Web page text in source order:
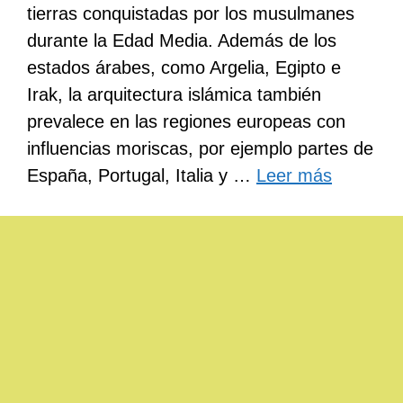
tierras conquistadas por los musulmanes
durante la Edad Media. Además de los
estados árabes, como Argelia, Egipto e
Irak, la arquitectura islámica también
prevalece en las regiones europeas con
influencias moriscas, por ejemplo partes de
España, Portugal, Italia y … Leer más